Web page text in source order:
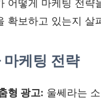
어떻게 마케팅 전략
확보하고 있는지 살
케팅 전략
형 광고: 울쎄라는